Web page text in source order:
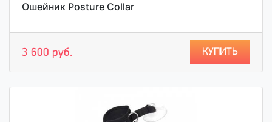
Ошейник Posture Collar
3 600 руб. КУПИТЬ